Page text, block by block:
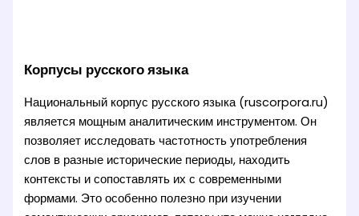
Корпусы русского языка
Национальный корпус русского языка (ruscorpora.ru)
является мощным аналитическим инструментом. Он
позволяет исследовать частотность употребления
слов в разные исторические периоды, находить
контексты и сопоставлять их с современными
формами. Это особенно полезно при изучении